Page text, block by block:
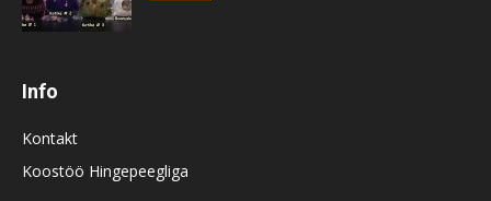
Info
Kontakt
Koostöö Hingepeegliga